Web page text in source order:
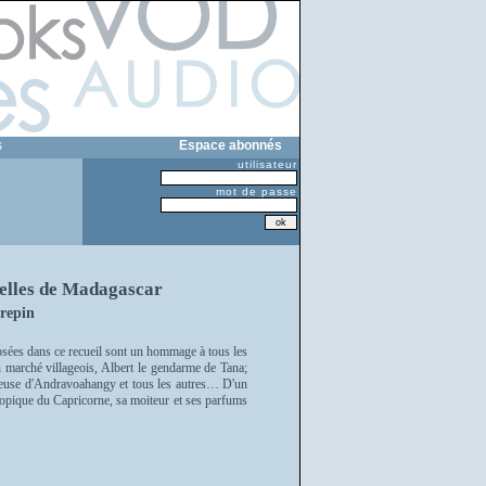
Espace abonnés
utilisateur
mot de passe
de Madagascar
dans ce recueil sont un hommage à tous les
villageois, Albert le gendarme de Tana;
d'Andravoahangy et tous les autres… D'un
du Capricorne, sa moiteur et ses parfums